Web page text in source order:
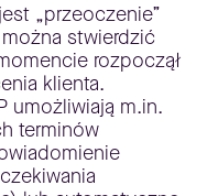
„przeoczenie”
stwierdzić
rozpoczął
klienta.
umożliwiają m.in.
terminów